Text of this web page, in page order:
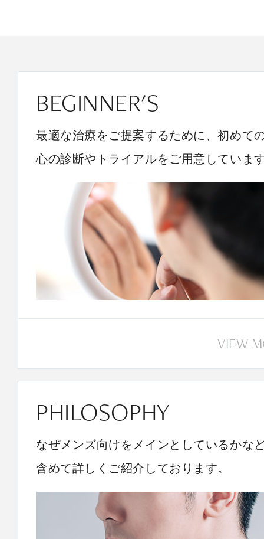
BEGINNER'S
最適な治療をご提案するために、初めて
心の診断やトライアルをご用意していま
VIEW
PHILOSOPHY
なぜメンズ向けをメインとしているかな
含めて詳しくご紹介しております。